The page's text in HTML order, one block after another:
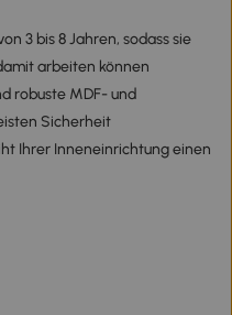
3 bis 8 Jahren, sodass sie
arbeiten können
robuste MDF- und
Sicherheit
Ihrer Inneneinrichtung einen